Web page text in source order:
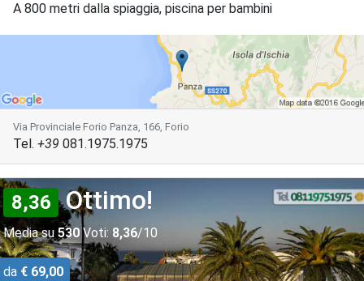
A 800 metri dalla spiaggia, piscina per bambini
Via Provinciale Forio Panza, 166, Forio
Tel. +39 081.1975.1975
8,36 Ottimo!
Media su 530 Voti: 8,36/10
da € 69,00